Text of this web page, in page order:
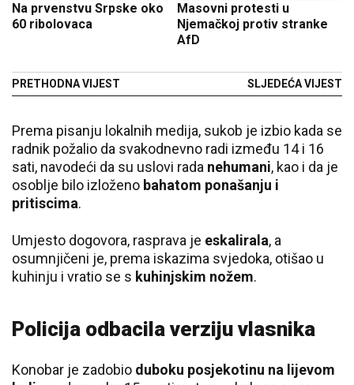
Na prvenstvu Srpske oko
60 ribolovaca
PRETHODNA VIJEST
Masovni protesti u
Njemačkoj protiv stranke
AfD
SLJEDEĆA VIJEST
Prema pisanju lokalnih medija, sukob je izbio kada se
radnik požalio da svakodnevno radi između 14 i 16
sati, navodeći da su uslovi rada nehumani, kao i da je
osoblje bilo izloženo bahatom ponašanju i
pritiscima.
Umjesto dogovora, rasprava je eskalirala, a
osumnjičeni je, prema iskazima svjedoka, otišao u
kuhinju i vratio se s kuhinjskim nožem.
Policija odbacila verziju vlasnika
Konobar je zadobio duboku posjekotinu na lijevom